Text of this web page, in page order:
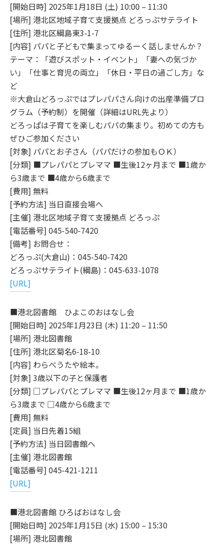
[開始日時] 2025年1月18日 (土) 10:00 – 11:30
[場所] 港北区地域子育て支援拠点 どろっぷサテライト
[住所] 港北区綱島東3-1-7
[内容] パパと子どもで集まってゆるーく話しませんか？
テーマ：「遊びスポット・イベント」「妻への気づか
い」「仕事と育児の両立」「休日・平日の過ごし方」な
ど
※大倉山どろっぷではプレパパさん向けの出産準備プロ
グラム（予約制）を開催（詳細はURL先より）
どろっぱは子育てを楽しむパパの集まり。初めての方も
ぜひご参加ください
[対象] パパとお子さん（パパだけの参加もＯＫ）
[分類] ■プレパパとプレママ ■生後12ヶ月まで ■1歳か
ら3歳まで ■4歳から6歳まで
[費用] 無料
[予約方法] 当日直接会場へ
[主催] 港北区地域子育て支援拠点 どろっぷ
[電話番号] 045-540-7420
[備考] お問合せ：
どろっぷ(大倉山)：045-540-7420
どろっぷサテライト(綱島)：045-633-1078
[URL]
■港北図書館 ひよこのおはなし会
[開始日時] 2025年1月23日 (木) 11:20 – 11:50
[場所] 港北図書館
[住所] 港北区菊名6-18-10
[内容] わらべうたや絵本。
[対象] 3歳以下の子と保護者
[分類] □プレパパとプレママ ■生後12ヶ月まで ■1歳か
ら3歳まで □4歳から6歳まで
[費用] 無料
[定員] 当日先着15組
[予約方法] 当日図書館へ
[主催] 港北図書館
[電話番号] 045-421-1211
[URL]
■港北図書館 ひろばおはなし会
[開始日時] 2025年1月15日 (水) 15:00 – 15:30
[場所] 港北図書館